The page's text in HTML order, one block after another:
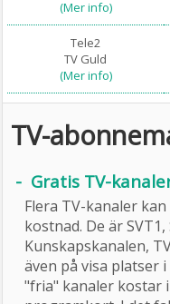
(Mer info)
Tele2
TV Guld
(Mer info)
TV-
- Gratis TV-
Flera TV-kanaler
kostnad. De är SVT1,
Kunskapskanalen,
även på visa platser
"fria" kanaler kostar